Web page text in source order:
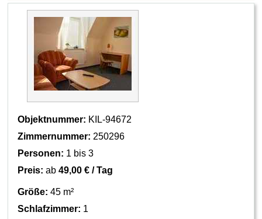
Objektnummer: KIL-94672
Zimmernummer: 250296
Personen: 1 bis 3
Preis: ab49,00 € / Tag
Größe: 45 m²
Schlafzimmer: 1